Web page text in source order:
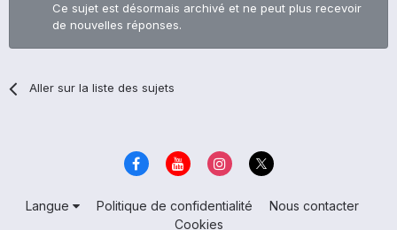
Ce sujet est désormais archivé et ne peut plus recevoir
de nouvelles réponses.
Aller sur la liste des sujets
Langue Politique de confidentialité
Nous contacter
Cookies